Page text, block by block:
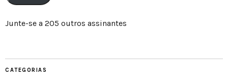
Junte-se a 205 outros assinantes
CATEGORIAS